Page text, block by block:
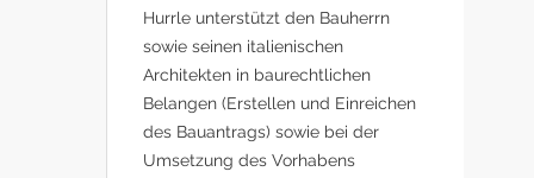
Hurrle unterstützt den Bauherrn
sowie seinen italienischen
Architekten in baurechtlichen
Belangen (Erstellen und Einreichen
des Bauantrags) sowie bei der
Umsetzung des Vorhabens